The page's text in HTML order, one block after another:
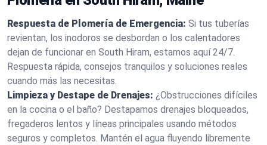
Respuesta de Plomería de Emergencia: Si tus tuberías
revientan, los inodoros se desbordan o los calentadores
dejan de funcionar en South Hiram, estamos aquí 24/7.
Respuesta rápida, consejos tranquilos y soluciones reales
cuando más las necesitas.
Limpieza y Destape de Drenajes: ¿Obstrucciones difíciles
en la cocina o el baño? Destapamos drenajes bloqueados,
fregaderos lentos y líneas principales usando métodos
seguros y completos. Mantén el agua fluyendo libremente